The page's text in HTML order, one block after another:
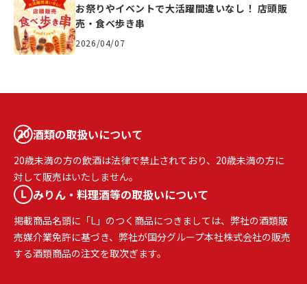
お祭りやイベントで大活躍間違いなし！ 店頭販
売・食べ歩き串
2026/04/07
酒類の取扱いについて
20歳未満の方の飲酒は法律で禁止されており、20歳未満の方に
対して販売はいたしません。
みりん・料理酒等の取扱いについて
掲載商品名頭に「L」のつく商品につきましては、弊社の酒類販
売媒介業免許に基づき、弊社が国分グループ本社株式会社の販売
する酒類商品の注文を取次ぎます。